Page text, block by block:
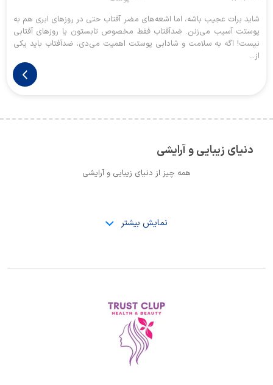
شاید برات عجیب باشه، اما اشعه‌های مضر آفتاب حتی در روزهای ابری هم به
پوستت آسیب می‌زنن. ضدآفتاب فقط مخصوص تابستون یا روزهای آفتابی
نیست! اگه به سلامت و شادابی پوستت اهمیت می‌دی، ضدآفتاب باید یکی
از...
دنیای زیبایی و آرایشی
همه چیز از دنیای زیبایی و آرایشی
نمایش بیشتر